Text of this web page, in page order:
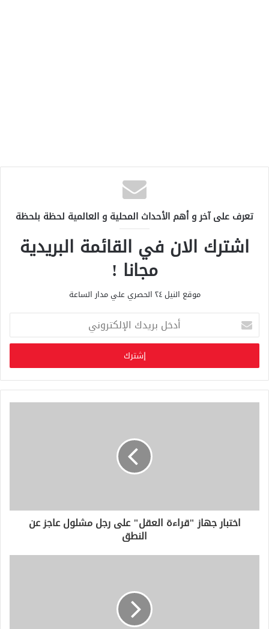
تعرف على آخر و أهم الأحداث المحلية و العالمية لحظة بلحظة
اشترك الان في القائمة البريدية
مجانا !
موقع النيل ٢٤ الحصري علي مدار الساعة
خ
ب
ر
ي
ر
اختبار جهاز "قراءة العقل" على رجل مشلول عاجز عن
النطق